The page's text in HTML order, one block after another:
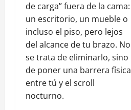
de carga” fuera de la cama:
un escritorio, un mueble o
incluso el piso, pero lejos
del alcance de tu brazo. No
se trata de eliminarlo, sino
de poner una barrera física
entre tú y el scroll
nocturno.